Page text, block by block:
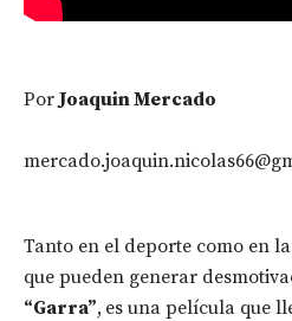
PorJoaquin Mercado
Tanto en el deporte como en
que pueden generar
“Garra”, es una película que